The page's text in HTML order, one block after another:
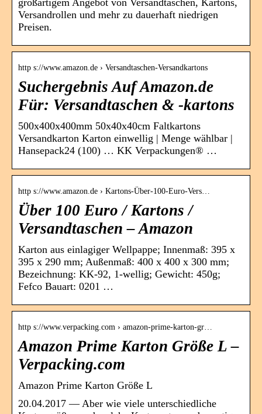
Versandrollen und mehr zu dauerhaft niedrigen
Preisen.
http s://www.amazon.de › Versandtaschen-Versandkartons
Suchergebnis Auf Amazon.de
Für: Versandtaschen & -kartons
500x400x400mm 50x40x40cm Faltkartons
Versandkarton Karton einwellig | Menge wählbar |
Hansepack24 (100) … KK Verpackungen® …
http s://www.amazon.de › Kartons-Über-100-Euro-Vers…
Über 100 Euro / Kartons /
Versandtaschen – Amazon
Karton aus einlagiger Wellpappe; Innenmaß: 395 x
395 x 290 mm; Außenmaß: 400 x 400 x 300 mm;
Bezeichnung: KK-92, 1-wellig; Gewicht: 450g;
Fefco Bauart: 0201 …
http s://www.verpacking.com › amazon-prime-karton-gr…
Amazon Prime Karton Größe L –
Verpacking.com
Amazon Prime Karton Größe L
20.04.2017 — Aber wie viele unterschiedliche